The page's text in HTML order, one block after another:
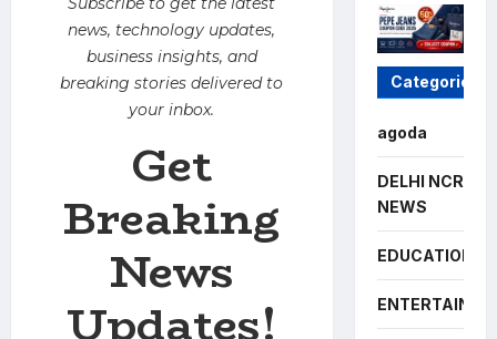
news, technology updates,
business insights, and
breaking stories delivered to
your inbox.
Get
Breaking
News
Updates!
Categories
agoda
DELHI NCR
NEWS
EDUCATION